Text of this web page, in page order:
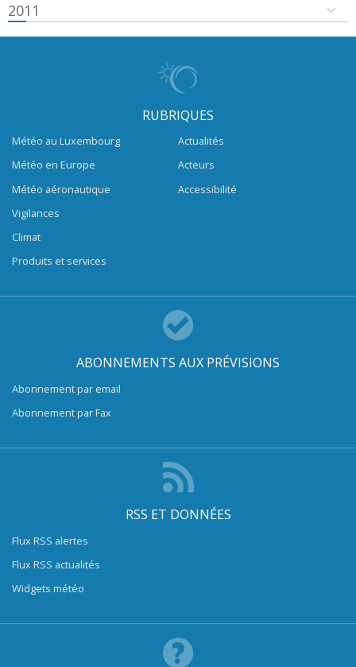
2011
RUBRIQUES
Météo au Luxembourg
Météo en Europe
Météo aéronautique
Vigilances
Climat
Produits et services
Actualités
Acteurs
Accessibilité
ABONNEMENTS AUX PRÉVISIONS
Abonnement par email
Abonnement par Fax
RSS ET DONNÉES
Flux RSS alertes
Flux RSS actualités
Widgets météo